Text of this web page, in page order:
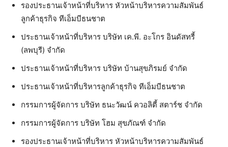
รองประธานเจ้าหน้าที่บริหาร หัวหน้าบริหารความสัมพันธ์
ลูกค้าธุรกิจ ทีเอ็มบีธนชาต
ประธานเจ้าหน้าที่บริหาร บริษัท เค.พี. อะโกร อินดัสทรี้
(ลพบุรี) จำกัด
ประธานเจ้าหน้าที่บริหาร บริษัท บ้านสุขภิรมย์ จำกัด
ประธานเจ้าหน้าที่บริหารลูกค้าธุรกิจ ทีเอ็มบีธนชาต
กรรมการผู้จัดการ บริษัท ธนะวัฒน์ ควอลิตี้ สตาร์ช จำกัด
กรรมการผู้จัดการ บริษัท โฮม สุขภัณฑ์ จำกัด
รองประธานเจ้าหน้าที่บริหาร หัวหน้าบริหารความสัมพันธ์